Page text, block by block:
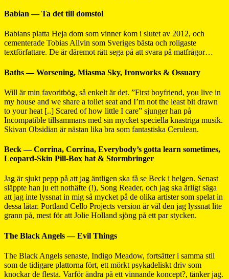
Babian — Ta det till domstol
Babians platta Heja dom som vinner kom i slutet av 2012, och
cementerade Tobias Allvin som Sveriges bästa och roligaste
textförfattare. De är däremot rätt sega på att svara på matfrågor…
Baths — Worsening, Miasma Sky, Ironworks & Ossuary
Will är min favoritbög, så enkelt är det. ”First boyfriend, you live in
my house and we share a toilet seat and I’m not the least bit drawn
to your heat [..] Scared of how little I care” sjunger han på
Incompatible tillsammans med sin mycket speciella knastriga musik.
Skivan Obsidian är nästan lika bra som fantastiska Cerulean.
Beck — Corrina, Corrina, Everybody’s gotta learn sometimes,
Leopard-Skin Pill-Box hat & Stormbringer
Jag är sjukt pepp på att jag äntligen ska få se Beck i helgen. Senast
släppte han ju ett nothäfte (!), Song Reader, och jag ska ärligt säga
att jag inte lyssnat in mig så mycket på de olika artister som spelat in
dessa låtar. Portland Cello Projects version är väl den jag lyssnat lite
grann på, mest för att Jolie Holland sjöng på ett par stycken.
The Black Angels — Evil Things
The Black Angels senaste, Indigo Meadow, fortsätter i samma stil
som de tidigare plattorna fört, ett mörkt psykadeliskt driv som
knockar de flesta. Varför ändra på ett vinnande koncept?, tänker jag.